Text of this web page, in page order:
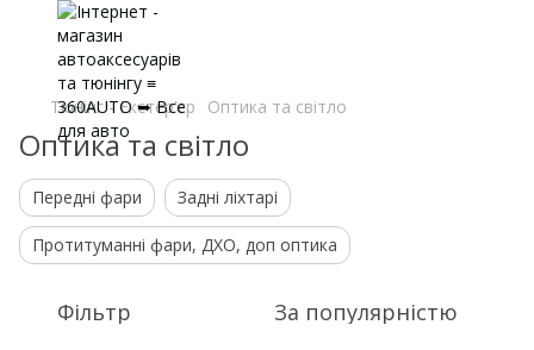
Тюнінг - Екстер'єр Оптика та світло
Оптика та світло
Передні фари Задні ліхтарі
Протитуманні фари, ДХО, доп оптика
Фільтр За популярністю